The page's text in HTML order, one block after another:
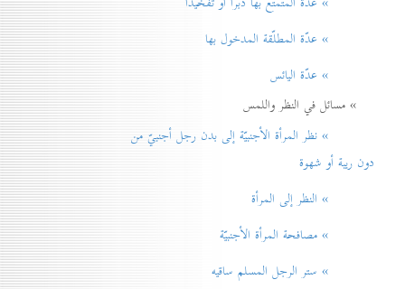
» عدّة المطلّقة المدخول بها
» عدّة اليائس
» مسائل في النظر واللمس
» نظر المرأة الأجنبيّة إلی بدن رجل أجنبيّ من
دون ريبة أو شهوة
» النظر إلی المرأة
» مصافحة المرأة الأجنبيّة
» ستر الرجل المسلم ساقيه